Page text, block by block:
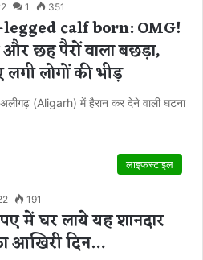
1 351
calf born: OMG!
छह पैरों वाला बछड़ा,
लोगों की भीड़
(Aligarh) में हैरान कर देने वाली घटना
लाइफस्टाइल
191
में घर लाये यह शानदार
आखिरी दिन…